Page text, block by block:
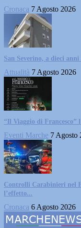
Cronaca 7 Agosto 2026
San Severino, a dieci
Attualità 7 Agosto 2026
“Il Viaggio di Francesco”
Eventi Marche 7 Agosto
Controlli Carabinieri nel
l’effetto...
Cronaca 6 Agosto 2026